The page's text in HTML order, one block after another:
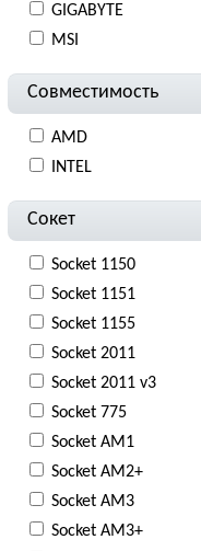
GIGABYTE
MSI
Совместимость
AMD
INTEL
Сокет
Socket 1150
Socket 1151
Socket 1155
Socket 2011
Socket 2011 v3
Socket 775
Socket AM1
Socket AM2+
Socket AM3
Socket AM3+